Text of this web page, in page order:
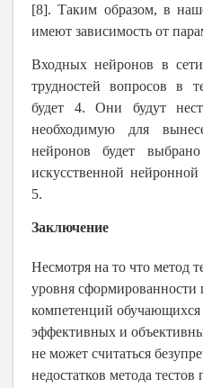
[8].Таким образом, в
имеют зависимость от
Входных нейронов в
трудностей вопросов в
будет 4. Они будут
необходимую для
нейронов будет
искусственной
5.
Заключение
Несмотря на то что метод
уровня сформированности
компетенций
эффективных и
не может считаться
недостатков метода тестов